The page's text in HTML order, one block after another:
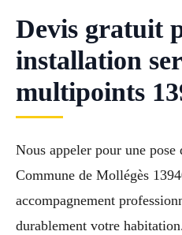
Devis gratuit
installation
multipoints
Nous appeler pour une
Commune de Mollégès
accompagnement
durablement votre